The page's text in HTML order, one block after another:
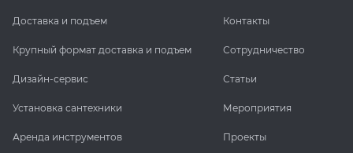
Доставка и подъем
Крупный формат доставка и подъем
Дизайн-сервис
Установка сантехники
Аренда инструментов
Контакты
Сотрудничество
Статьи
Мероприятия
Проекты